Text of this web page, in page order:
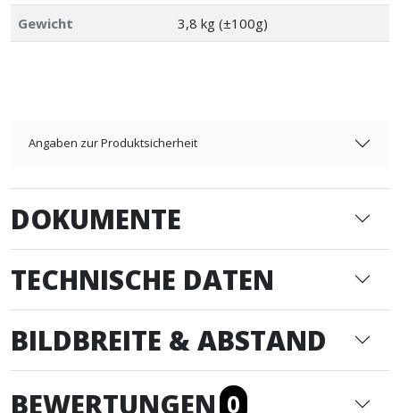
Gewicht 3,8 kg (±100g)
Angaben zur Produktsicherheit
DOKUMENTE
TECHNISCHE DATEN
BILDBREITE & ABSTAND
BEWERTUNGEN 0